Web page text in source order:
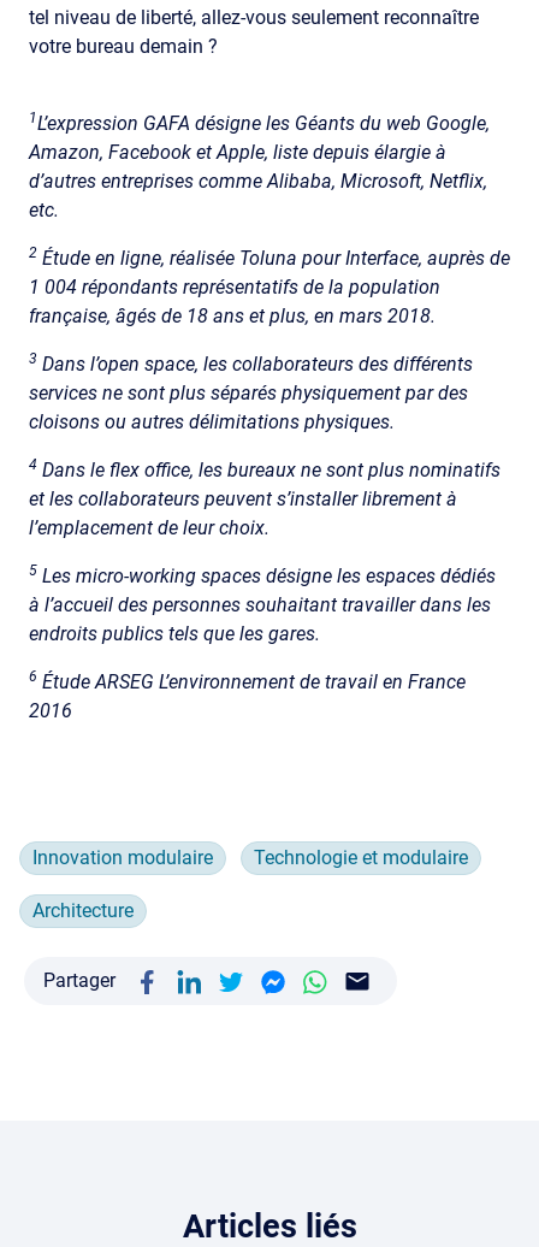
tel niveau de liberté, allez-vous seulement reconnaître
votre bureau demain ?
1L’expression GAFA désigne les Géants du web Google,
Amazon, Facebook et Apple, liste depuis élargie à
d’autres entreprises comme Alibaba, Microsoft, Netflix,
etc.
2 Étude en ligne, réalisée Toluna pour Interface, auprès de
1 004 répondants représentatifs de la population
française, âgés de 18 ans et plus, en mars 2018.
3 Dans l’open space, les collaborateurs des différents
services ne sont plus séparés physiquement par des
cloisons ou autres délimitations physiques.
4 Dans le flex office, les bureaux ne sont plus nominatifs
et les collaborateurs peuvent s’installer librement à
l’emplacement de leur choix.
5 Les micro-working spaces désigne les espaces dédiés
à l’accueil des personnes souhaitant travailler dans les
endroits publics tels que les gares.
6 Étude ARSEG L’environnement de travail en France
2016
Innovation modulaire Technologie et modulaire
Architecture
Partager
Articles liés